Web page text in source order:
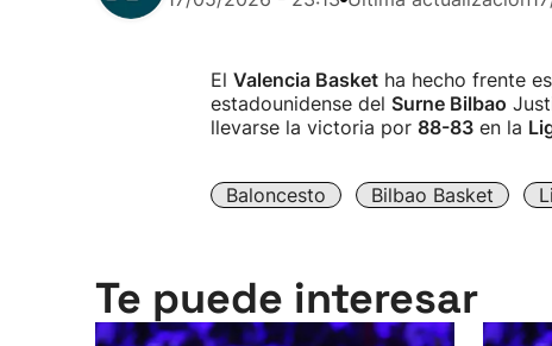
El Valencia Basket ha hecho frente
estadounidense del Surne Bilbao
llevarse la victoria por 88-83 en la
Baloncesto Bilbao Basket
Te puede interesar